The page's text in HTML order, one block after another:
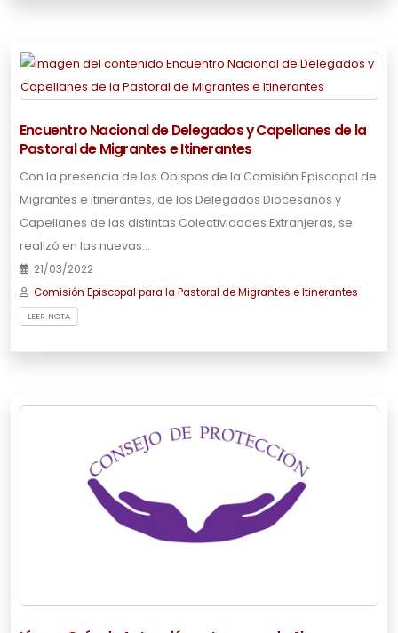
Encuentro Nacional de Delegados y Capellanes de la
Pastoral de Migrantes e Itinerantes
Con la presencia de los Obispos de la Comisión Episcopal de
Migrantes e Itinerantes, de los Delegados Diocesanos y
Capellanes de las distintas Colectividades Extranjeras, se
realizó en las nuevas…
21/03/2022
Comisión Episcopal para la Pastoral de Migrantes e Itinerantes
LEER NOTA